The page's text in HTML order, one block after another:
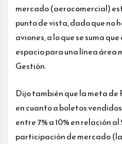
mercado (aerocomercial)
punto de vista, dado que no
aviones, a lo que se suma
espacio para una línea área
Gestión.
Dijo también que la meta de
en cuanto a boletos
entre 7% a 10% en relación al
participación de mercado